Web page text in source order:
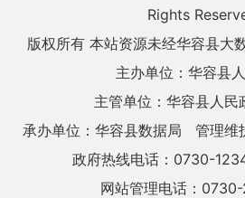
Rights
版权所有 本站资源未经华容县大
主办单位：华容县
主管单位：华容县人民
承办单位：华容县数据局
管理维
政府热线电话：0730-
网站管理电话：